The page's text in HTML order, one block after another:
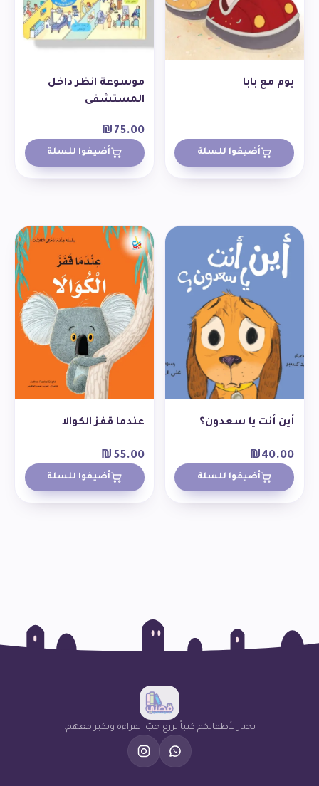
يوم مع بابا
أضيفوا للسلة
موسوعة انظر داخل
المستشفى
₪ 75.00
أضيفوا للسلة
أين أنت يا سعدون؟
₪40.00
أضيفوا للسلة
عندما قفز الكوالا
₪ 55.00
أضيفوا للسلة
نختار لأطفالكم كتباً تزرع حبّ القراءة وتكبر معهم.